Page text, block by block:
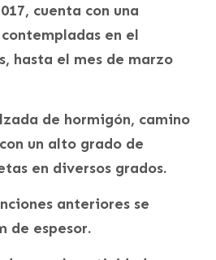
cuenta con una
en el
hasta el mes de marzo
de hormigón, camino
un alto grado de
en diversos grados.
anteriores se
de espesor.